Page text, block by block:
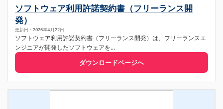
ソフトウェア利用許諾契約書（フリーランス開
発）
更新日：2026年4月22日
ソフトウェア利用許諾契約書（フリーランス開発）は、フリーランスエ
ンジニアが開発したソフトウェアを...
ダウンロードページへ